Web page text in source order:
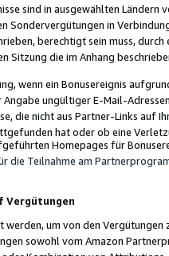
sind in ausgewählten Ländern
Sondervergütungen in
berechtigt sein muss,
Sitzung die im Anhang
wenn ein Bonusereignis
ungültiger E-Mail-
die nicht aus Partner-Links auf
hat oder ob eine
Homepages für
die Teilnahme am
Vergütungen
um von den
sowohl vom Amazon